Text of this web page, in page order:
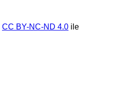
CC BY-NC-ND 4.0 ile